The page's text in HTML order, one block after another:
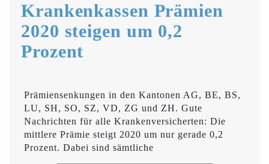
Krankenkassen Prämien
2020 steigen um 0,2
Prozent
Prämiensenkungen in den Kantonen AG, BE, BS,
LU, SH, SO, SZ, VD, ZG und ZH. Gute
Nachrichten für alle Krankenversicherten: Die
mittlere Prämie steigt 2020 um nur gerade 0,2
Prozent. Dabei sind sämtliche